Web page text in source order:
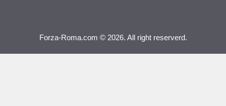
Forza-Roma.com © 2026. All right reserverd.